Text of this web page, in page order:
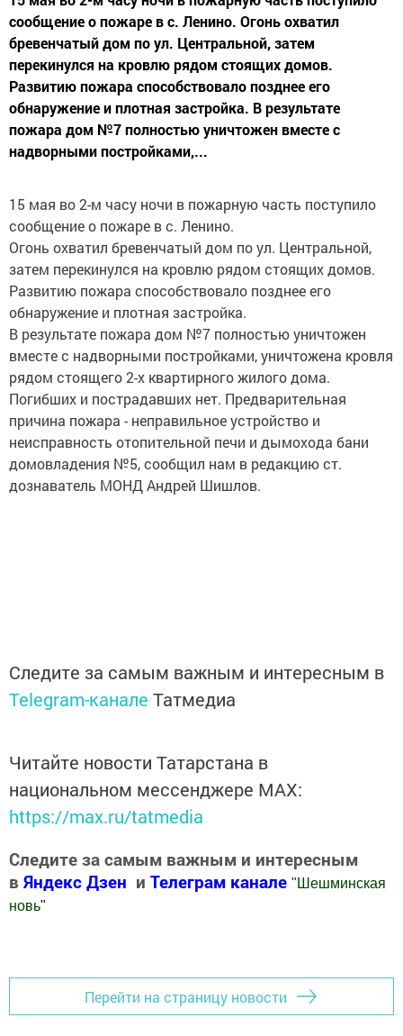
сообщение о пожаре в с. Ленино. Огонь охватил
бревенчатый дом по ул. Центральной, затем
перекинулся на кровлю рядом стоящих домов.
Развитию пожара способствовало позднее его
обнаружение и плотная застройка. В результате
пожара дом №7 полностью уничтожен вместе с
надворными постройками,...
15 мая во 2-м часу ночи в пожарную часть поступило
сообщение о пожаре в с. Ленино.
Огонь охватил бревенчатый дом по ул. Центральной,
затем перекинулся на кровлю рядом стоящих домов.
Развитию пожара способствовало позднее его
обнаружение и плотная застройка.
В результате пожара дом №7 полностью уничтожен
вместе с надворными постройками, уничтожена кровля
рядом стоящего 2-х квартирного жилого дома.
Погибших и пострадавших нет. Предварительная
причина пожара - неправильное устройство и
неисправность отопительной печи и дымохода бани
домовладения №5, сообщил нам в редакцию ст.
дознаватель МОНД Андрей Шишлов.
Следите за самым важным и интересным в
Telegram-канале Татмедиа
Читайте новости Татарстана в
национальном мессенджере MАХ:
https://max.ru/tatmedia
Следите за самым важным и интересным
в Яндекс Дзен и Телеграм канале " Шешминская
новь"
Перейти на страницу новости